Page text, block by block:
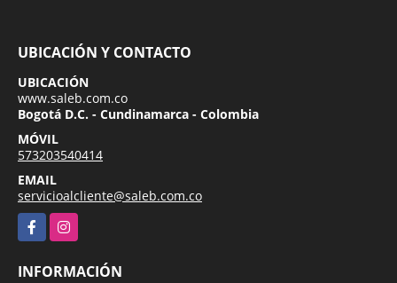
UBICACIÓN Y CONTACTO
UBICACIÓN
www.saleb.com.co
Bogotá D.C. - Cundinamarca - Colombia
MÓVIL
573203540414
EMAIL
servicioalcliente@saleb.com.co
FacebookInstagram
INFORMACIÓN